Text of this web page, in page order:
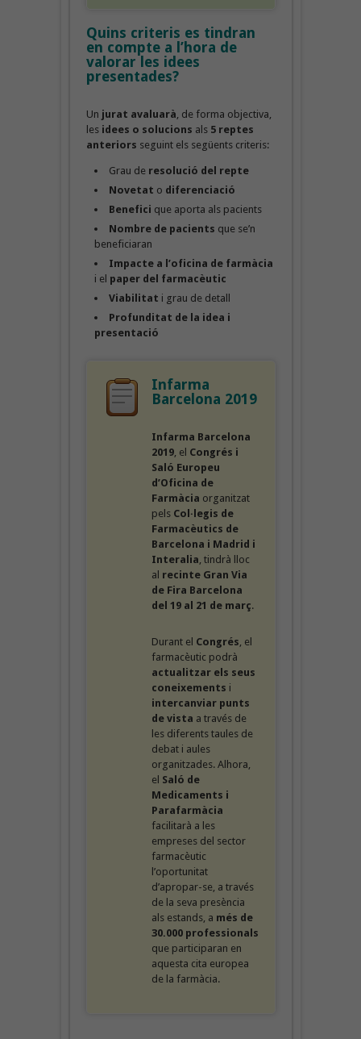
Quins criteris es tindran
en compte a l’hora de
valorar les idees
presentades?
Un jurat avaluarà, de forma objectiva,
les idees o solucions als5 reptes
anteriors seguint els següents criteris:
Grau de resolució del repte
Novetat o diferenciació
Benefici que aporta als pacients
Nombre de pacients que se’n
beneficiaran
Impacte a l’oficina de farmàcia
i el paper del farmacèutic
Viabilitat i grau de detall
Profunditat de la idea i
presentació
Infarma
Barcelona 2019
Infarma Barcelona
2019, el Congrés i
Saló Europeu
d’Oficina de
Farmàcia organitzat
pels Col·legis de
Farmacèutics de
Barcelona i Madrid i
Interalia, tindrà lloc
al recinte Gran Via
de Fira Barcelona
del 19 al 21 de març.
Durant el Congrés, el
farmacèutic podrà
actualitzar els seus
coneixements i
intercanviar punts
de vista a través de
les diferents taules de
debat i aules
organitzades. Alhora,
el Saló de
Medicaments i
Parafarmàcia
facilitarà a les
empreses del sector
farmacèutic
l’oportunitat
d’apropar-se, a través
de la seva presència
als estands, a més de
30.000 professionals
que participaran en
aquesta cita europea
de la farmàcia.